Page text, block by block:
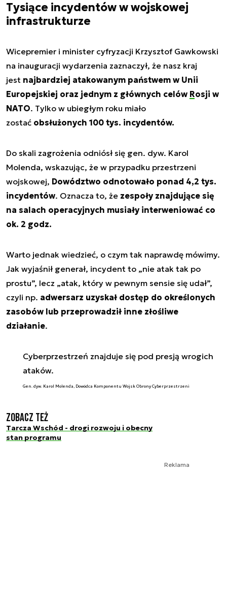
Tysiące incydentów w wojskowej
infrastrukturze
Wicepremier i minister cyfryzacji Krzysztof Gawkowski
na inauguracji wydarzenia zaznaczył, że nasz kraj
jest najbardziej atakowanym państwem w Unii
Europejskiej oraz jednym z głównych celów Rosji w
NATO. Tylko w ubiegłym roku miało
zostać obsłużonych 100 tys. incydentów.
Do skali zagrożenia odniósł się gen. dyw. Karol
Molenda, wskazując, że w przypadku przestrzeni
wojskowej, Dowództwo odnotowało ponad 4,2 tys.
incydentów. Oznacza to, że zespoły znajdujące się
na salach operacyjnych musiały interweniować co
ok. 2 godz.
Warto jednak wiedzieć, o czym tak naprawdę mówimy.
Jak wyjaśnił generał, incydent to „nie atak tak po
prostu”, lecz „atak, który w pewnym sensie się udał”,
czyli np. adwersarz uzyskał dostęp do określonych
zasobów lub przeprowadził inne złośliwe
działanie.
Cyberprzestrzeń znajduje się pod presją wrogich
ataków.
Gen. dyw. Karol Molenda, Dowódca Komponentu Wojsk Obrony Cyberprzestrzeni
Zobacz też
Tarcza Wschód - drogi rozwoju i obecny
stan programu
Reklama